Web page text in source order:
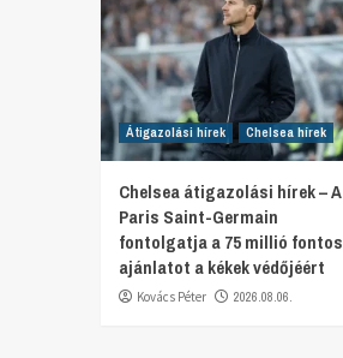
Átigazolási hírek Chelsea hírek
Chelsea átigazolási hírek – A
Paris Saint-Germain
fontolgatja a 75 millió fontos
ajánlatot a kékek védőjéért
Kovács Péter 2026.08.06.